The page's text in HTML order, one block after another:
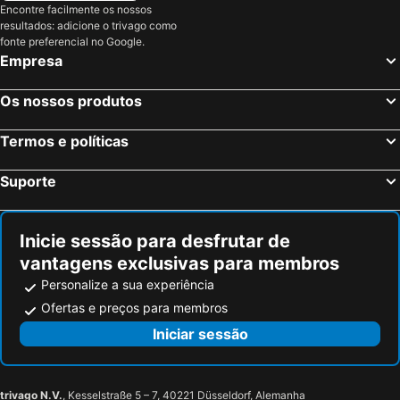
Viviani Raffaella
The One - Sun N Sea Rooms
Hotel Villa Adriana
Rapallo, Liguria Hotéis
San Bartolomeo al Mare, Liguria Hotéis
Roma, Lazio Hotéis
Nápoles, Campanha Hotéis
Palermo, Sicília Hotéis
Verona, Veneto Hotéis
Encontre facilmente os nossos
resultados: adicione o trivago como
fonte preferencial no Google.
Empresa
Os nossos produtos
Termos e políticas
Suporte
Inicie sessão para desfrutar de
vantagens exclusivas para membros
Personalize a sua experiência
Ofertas e preços para membros
Iniciar sessão
trivago N.V., Kesselstraße 5 – 7, 40221 Düsseldorf, Alemanha